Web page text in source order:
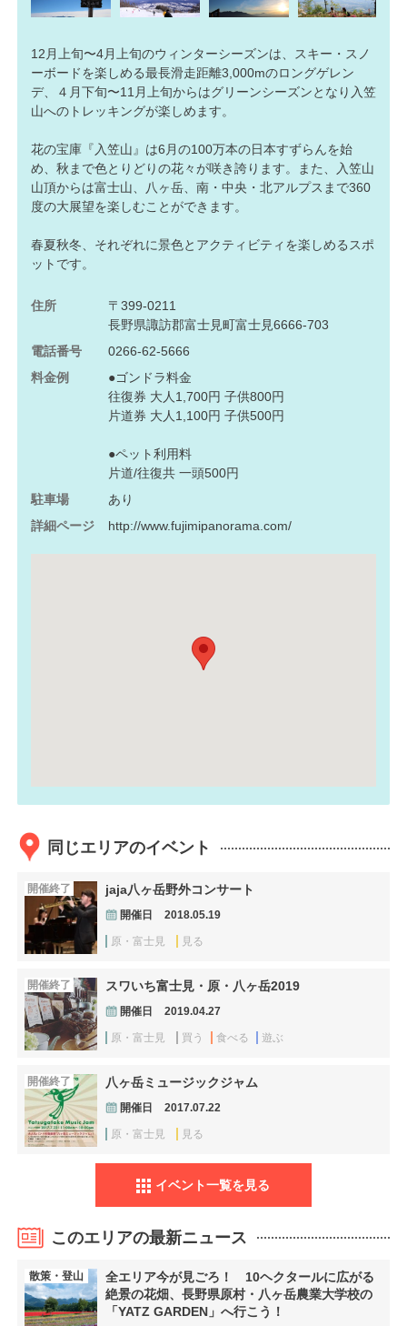
12月上旬〜4月上旬のウィンターシーズンは、スキー・スノ
ーボードを楽しめる最長滑走距離3,000mのロングゲレン
デ、４月下旬〜11月上旬からはグリーンシーズンとなり入笠
山へのトレッキングが楽しめます。
花の宝庫『入笠山』は6月の100万本の日本すずらんを始
め、秋まで色とりどりの花々が咲き誇ります。また、入笠山
山頂からは富士山、八ヶ岳、南・中央・北アルプスまで360
度の大展望を楽しむことができます。
春夏秋冬、それぞれに景色とアクティビティを楽しめるスポ
ットです。
住所
〒399-0211
長野県諏訪郡富士見町富士見6666-703
電話番号
0266-62-5666
料金例
●ゴンドラ料金
往復券 大人1,700円 子供800円
片道券 大人1,100円 子供500円
●ペット利用料
片道/往復共 一頭500円
駐車場
あり
詳細ページ
http://www.fujimipanorama.com/
同じエリアのイベント
開催終了 jaja八ヶ岳野外コンサート
開催日 2018.05.19
原・富士見 見る
開催終了 スワいち富士見・原・八ヶ岳2019
開催日 2019.04.27
原・富士見 買う 食べる 遊ぶ
開催終了 八ヶ岳ミュージックジャム
開催日 2017.07.22
原・富士見 見る
イベント一覧を見る
このエリアの最新ニュース
散策・登山
全エリア今が見ごろ！ 10ヘクタールに広がる
絶景の花畑、長野県原村・八ヶ岳農業大学校の
「YATZ GARDEN」へ行こう！